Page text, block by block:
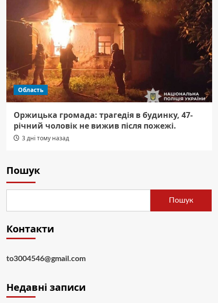
Область
Оржицька громада: трагедія в будинку, 47-
річний чоловік не вижив після пожежі.
3 дні тому назад
Пошук
Пошук
Контакти
to3004546@gmail.com
Недавні записи